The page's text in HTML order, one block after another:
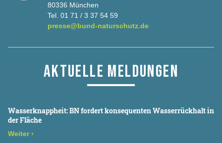
80336 München
Tel. 01 71 / 3 37 54 59
presse@bund-naturschutz.de
AKTUELLE MELDUNGEN
Wasserknappheit: BN fordert konsequenten Wasserrückhalt in
der Fläche
Weiter ›